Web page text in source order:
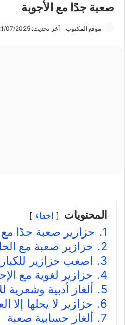
صعبة جدًا مع الأجوبة
موقع المكتوب آخر تحديث: 21/07/2025
المحتويات إخفاء
1.
حزازير صعبة جدًا مع
2.
حزازير صعبة مع
3.
اصعب حزازير
4.
حزازير لغوية مع
5.
ألغاز أدبية وشعرية
6.
حزازير لا يحلها إلا
7.
ألغاز حسابية صعبة